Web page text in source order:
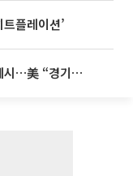
플레이션’
이란, 미국에 호르무즈 합의 조건 제시…美 “경기 아직 안 끝나” [종합]